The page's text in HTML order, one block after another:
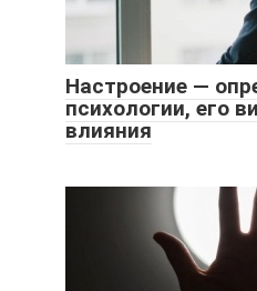
Настроение —
психологии, его
влияния